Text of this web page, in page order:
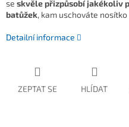
se skvěle přizpůsobí jakékoliv
batůžek, kam uschováte
Detailní informace
ZEPTAT SE HLÍDAT